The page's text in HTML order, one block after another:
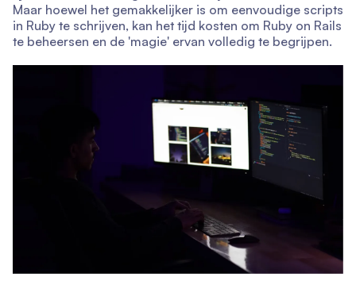
Maar hoewel het gemakkelijker is om eenvoudige scripts
in Ruby te schrijven, kan het tijd kosten om Ruby on Rails
te beheersen en de 'magie' ervan volledig te begrijpen.